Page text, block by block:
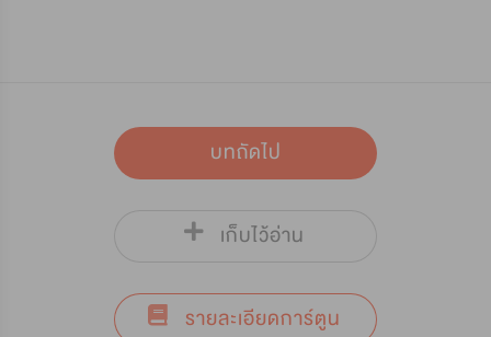
บทถัดไป
เก็บไว้อ่าน
รายละเอียดการ์ตูน